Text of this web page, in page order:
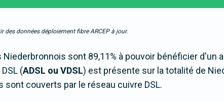
des données déploiement fibre ARCEP à jour.
sont 89,11% à pouvoir bénéficier d'un
(ADSL ou VDSL) est présente sur la totalité de
sont couverts par le réseau cuivre DSL.